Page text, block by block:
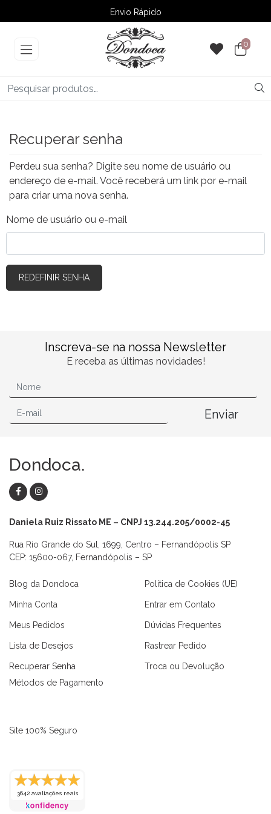
Envio Rápido
➚ Ofertas– Até 60% OFF
0
Macaquinhos
Recuperar senha
Perdeu sua senha? Digite seu nome de usuário ou
endereço de e-mail. Você receberá um link por e-mail
para criar uma nova senha.
Nome de usuário ou e-mail
REDEFINIR SENHA
Inscreva-se na nossa Newsletter
E receba as últimas novidades!
Enviar
Dondoca.
Daniela Ruiz Rissato ME – CNPJ 13.244.205/0002-45
Rua Rio Grande do Sul, 1699, Centro – Fernandópolis SP
CEP: 15600-067, Fernandópolis – SP
Blog da Dondoca
Minha Conta
Meus Pedidos
Lista de Desejos
Recuperar Senha
Política de Cookies (UE)
Entrar em Contato
Dúvidas Frequentes
Rastrear Pedido
Troca ou Devolução
Métodos de Pagamento
Site 100% Seguro
3642 avaliações reais